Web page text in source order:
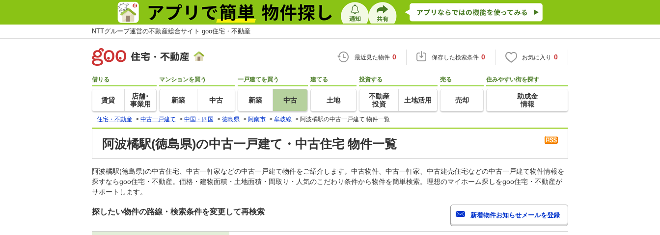
NTTグループ運営の不動産総合サイト goo住宅・不動産
最近見た物件 0 保存した検索条件 0 お気に入り 0
借りる
賃貸
店舗･
事業用
マンションを買う
新築 中古
一戸建てを買う
新築 中古
建てる
土地
投資する
不動産
投資
土地活用
売る
売却
住みやすい街を探す
助成金
情報
住宅・不動産 > 中古一戸建て > 中国・四国 > 徳島県 > 阿南市 > 牟岐線 > 阿波橘駅の中古一戸建て 物件一覧
阿波橘駅(徳島県)の中古一戸建て・中古住宅 物件一覧
阿波橘駅(徳島県)の中古住宅、中古一軒家などの中古一戸建て物件をご紹介します。中古物件、中古一軒家、中古建売住宅などの中古一戸建て物件情報を
探すならgoo住宅・不動産。価格・建物面積・土地面積・間取り・人気のこだわり条件から物件を簡単検索。理想のマイホーム探しをgoo住宅・不動産が
サポートします。
探したい物件の路線・検索条件を変更して再検索